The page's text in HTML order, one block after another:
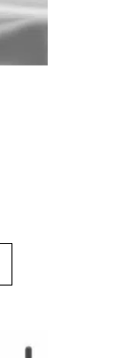
auf
der
Varianten